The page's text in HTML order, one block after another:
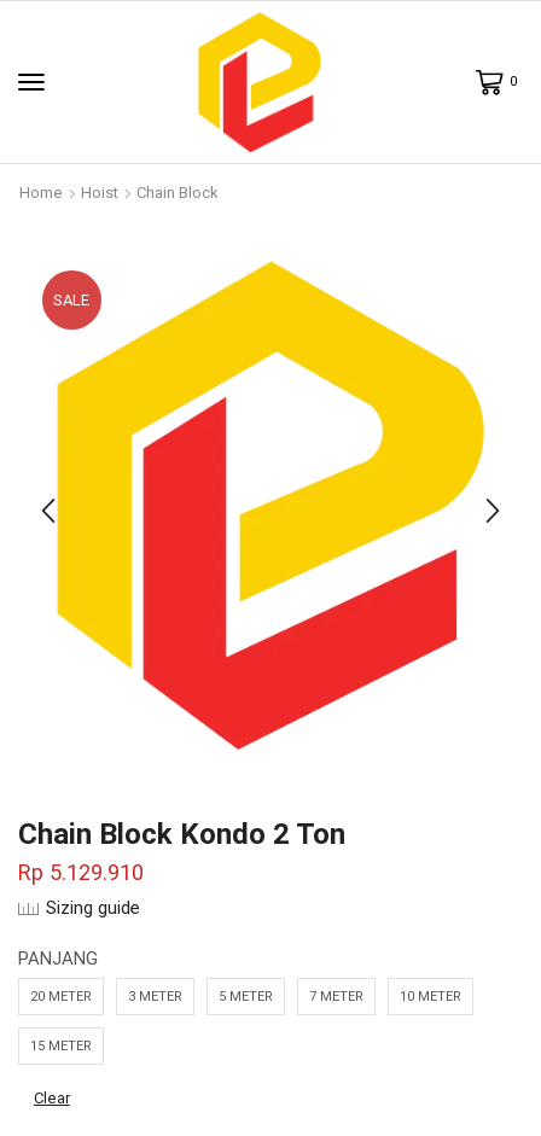
0
Home Hoist Chain Block
SALE
Chain Block Kondo 2 Ton
Rp 5.129.910
Sizing guide
PANJANG
20 METER 3 METER 5 METER 7 METER 10 METER
15 METER
Clear